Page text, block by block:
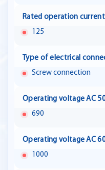
Rated operation current
125
Type of electrical
Screw connection
Operating voltage AC
690
Operating voltage AC
1000